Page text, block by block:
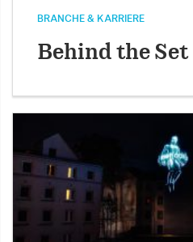
BRANCHE & KARRIERE
Behind the Set